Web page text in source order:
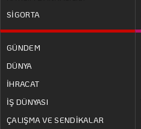
SİGORTA
GÜNDEM
DÜNYA
İHRACAT
İŞ DÜNYASI
ÇALIŞMA VE SENDİKALAR